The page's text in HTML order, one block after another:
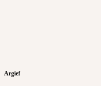
Argief